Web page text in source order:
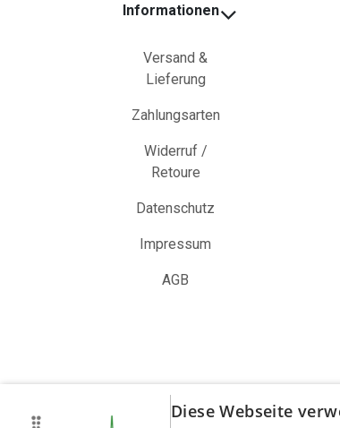
Informationen
Versand &
Lieferung
Zahlungsarten
Widerruf /
Retoure
Datenschutz
Impressum
AGB
Diese Webseite